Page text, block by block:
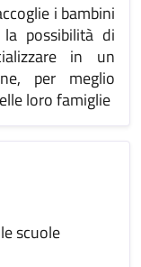
i bambini
possibilità di
in un
per meglio
loro famiglie
scuole